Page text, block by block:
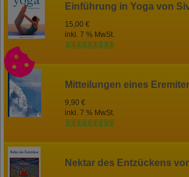
15,00 €
inkl. 7 % MwSt.
9,90 €
inkl. 7 % MwSt.